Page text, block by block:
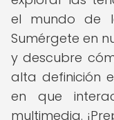
el mundo de
Sumérgete en
y descubre
alta definición
en que
multimedia.